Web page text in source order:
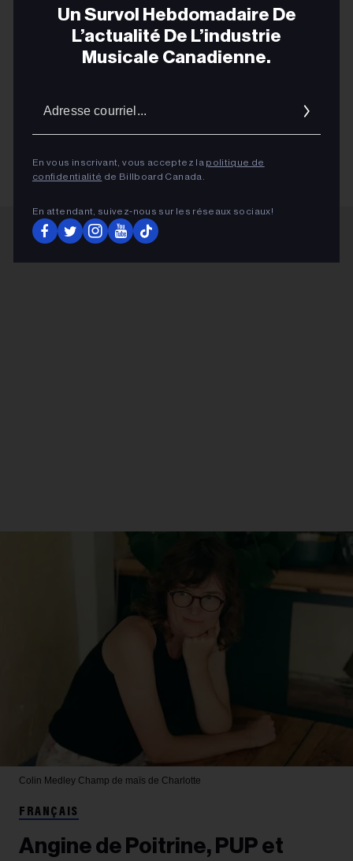
CHART BEAT
Un Survol Hebdomadaire De
L’actualité De L’industrie
Musicale Canadienne.
En vous inscrivant, vous acceptez la politique de
confidentialité de Billboard Canada.
En attendant, suivez‑nous sur les réseaux sociaux!
Colin Medley Champ de maïs de Charlotte
FRANÇAIS
Angine de Poitrine, PUP et